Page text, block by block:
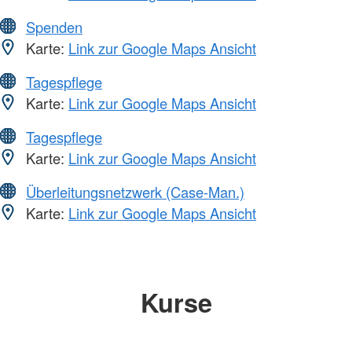
Spenden
Karte: Link zur Google Maps Ansicht
Tagespflege
Karte: Link zur Google Maps Ansicht
Tagespflege
Karte: Link zur Google Maps Ansicht
Überleitungsnetzwerk (Case-Man.)
Karte: Link zur Google Maps Ansicht
Kurse